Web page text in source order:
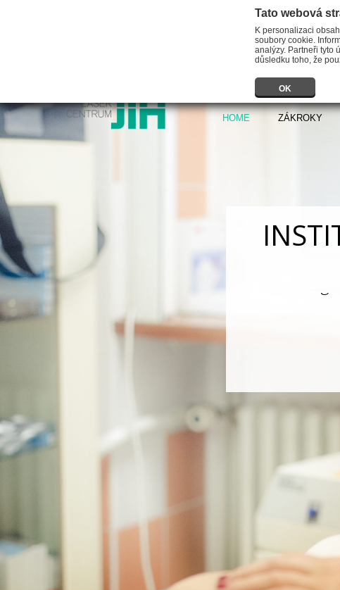
HOME ZÁKROKY
Tato webová
K personalizaci
soubory cookie.
analýzy. Partneři tyto
důsledku toho, že
OK